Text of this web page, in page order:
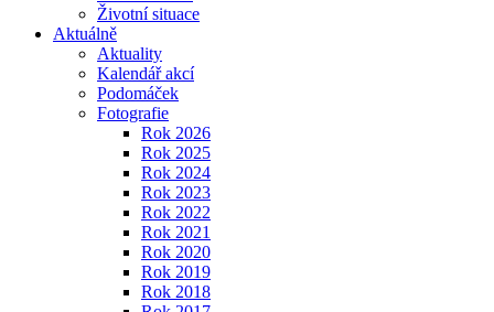
Životní situace
Aktuálně
Aktuality
Kalendář akcí
Podomáček
Fotografie
Rok 2026
Rok 2025
Rok 2024
Rok 2023
Rok 2022
Rok 2021
Rok 2020
Rok 2019
Rok 2018